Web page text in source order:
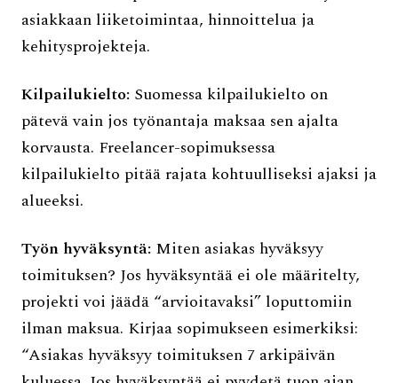
asiakkaan liiketoimintaa, hinnoittelua ja
kehitysprojekteja.
Kilpailukielto: Suomessa kilpailukielto on
pätevä vain jos työnantaja maksaa sen ajalta
korvausta. Freelancer-sopimuksessa
kilpailukielto pitää rajata kohtuulliseksi ajaksi ja
alueeksi.
Työn hyväksyntä: Miten asiakas hyväksyy
toimituksen? Jos hyväksyntää ei ole määritelty,
projekti voi jäädä “arvioitavaksi” loputtomiin
ilman maksua. Kirjaa sopimukseen esimerkiksi:
“Asiakas hyväksyy toimituksen 7 arkipäivän